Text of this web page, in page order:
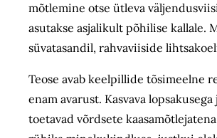
mõtlemine otse ütleva
asutakse asjalikult põhilise kallale.
süvatasandil, rahvaviiside
Teose avab keelpillide tõsimeelne
enam avarust. Kasvava
toetavad võrdsete